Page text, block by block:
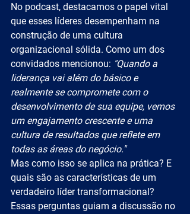
No podcast, destacamos o papel vital
que esses líderes desempenham na
construção de uma cultura
organizacional sólida. Como um dos
convidados mencionou: "Quando a
liderança vai além do básico e
realmente se compromete com o
desenvolvimento de sua equipe, vemos
um engajamento crescente e uma
cultura de resultados que reflete em
todas as áreas do negócio."
Mas como isso se aplica na prática? E
quais são as características de um
verdadeiro líder transformacional?
Essas perguntas guiam a discussão no